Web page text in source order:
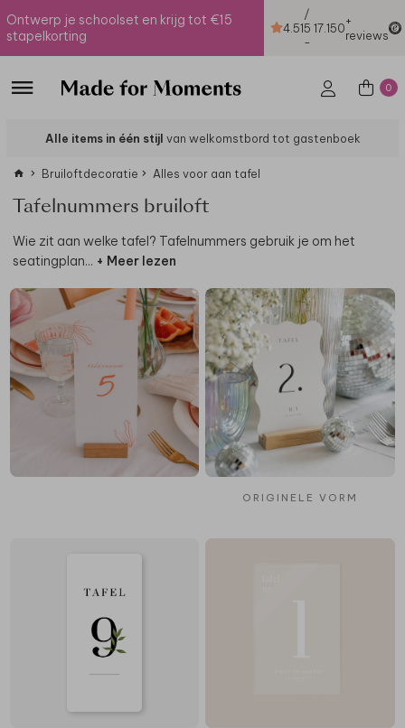
Ontwerp je schoolset en krijg tot €15
stapelkorting
4.51
/
5
-
17.150+
reviews
0
Alle items in één stijl van welkomstbord tot gastenboek
Bruiloftdecoratie Alles voor aan tafel
Tafelnummers bruiloft
Wie zit aan welke tafel? Tafelnummers gebruik je om het
seatingplan... + Meer lezen
ORIGINELE VORM